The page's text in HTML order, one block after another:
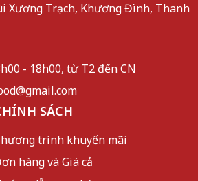
Xương Trạch, Khương Đình, Thanh
- 18h00, từ T2 đến CN
SÁCH
trình khuyến mãi
hàng và Giá cả